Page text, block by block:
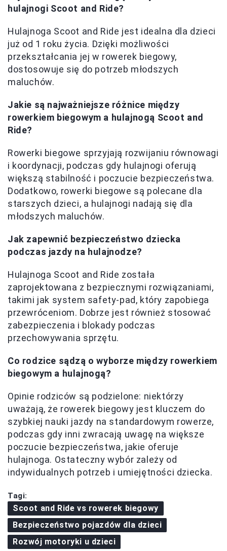
hulajnogi Scoot and Ride?
Hulajnoga Scoot and Ride jest idealna dla dzieci
już od 1 roku życia. Dzięki możliwości
przekształcania jej w rowerek biegowy,
dostosowuje się do potrzeb młodszych
maluchów.
Jakie są najważniejsze różnice między
rowerkiem biegowym a hulajnogą Scoot and
Ride?
Rowerki biegowe sprzyjają rozwijaniu równowagi
i koordynacji, podczas gdy hulajnogi oferują
większą stabilność i poczucie bezpieczeństwa.
Dodatkowo, rowerki biegowe są polecane dla
starszych dzieci, a hulajnogi nadają się dla
młodszych maluchów.
Jak zapewnić bezpieczeństwo dziecka
podczas jazdy na hulajnodze?
Hulajnoga Scoot and Ride została
zaprojektowana z bezpiecznymi rozwiązaniami,
takimi jak system safety-pad, który zapobiega
przewróceniom. Dobrze jest również stosować
zabezpieczenia i blokady podczas
przechowywania sprzętu.
Co rodzice sądzą o wyborze między rowerkiem
biegowym a hulajnogą?
Opinie rodziców są podzielone: niektórzy
uważają, że rowerek biegowy jest kluczem do
szybkiej nauki jazdy na standardowym rowerze,
podczas gdy inni zwracają uwagę na większe
poczucie bezpieczeństwa, jakie oferuje
hulajnoga. Ostateczny wybór zależy od
indywidualnych potrzeb i umiejętności dziecka.
Tagi:
Scoot and Ride vs rowerek biegowy
Bezpieczeństwo pojazdów dla dzieci
Rozwój motoryki u dzieci